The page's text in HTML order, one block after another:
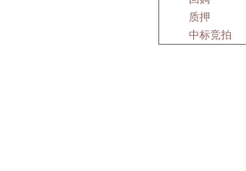
质押
中标竞拍